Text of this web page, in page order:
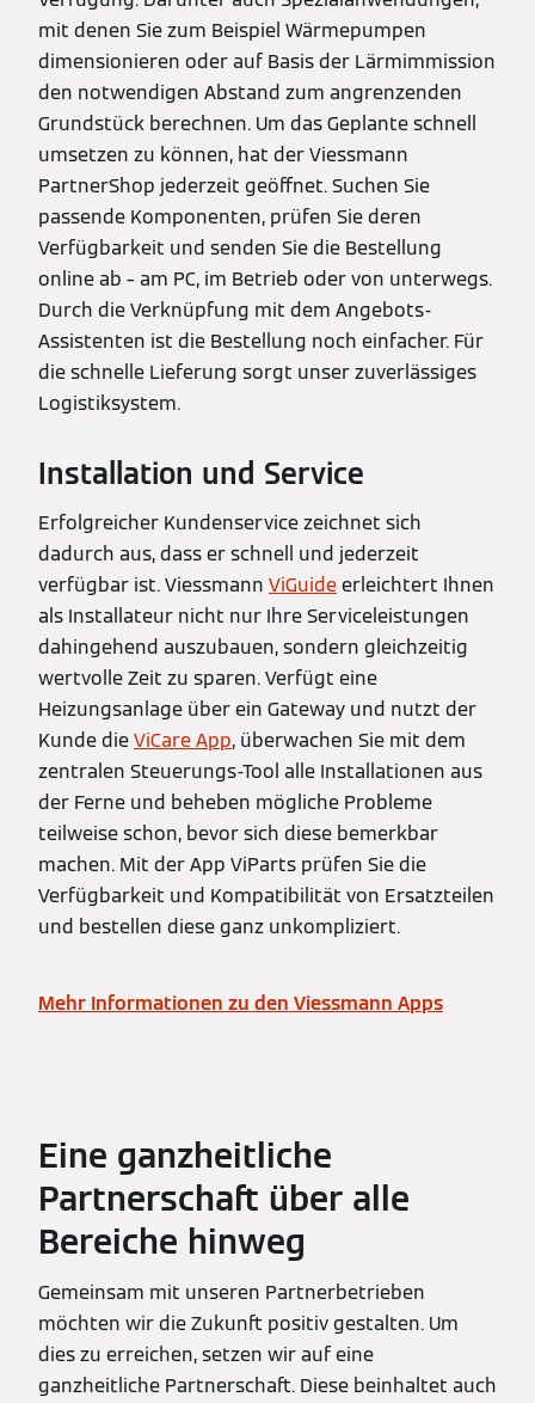
mit denen Sie zum Beispiel Wärmepumpen
dimensionieren oder auf Basis der Lärmimmission
den notwendigen Abstand zum angrenzenden
Grundstück berechnen. Um das Geplante schnell
umsetzen zu können, hat der Viessmann
PartnerShop jederzeit geöffnet. Suchen Sie
passende Komponenten, prüfen Sie deren
Verfügbarkeit und senden Sie die Bestellung
online ab – am PC, im Betrieb oder von unterwegs.
Durch die Verknüpfung mit dem Angebots-
Assistenten ist die Bestellung noch einfacher. Für
die schnelle Lieferung sorgt unser zuverlässiges
Logistiksystem.
Installation und Service
Erfolgreicher Kundenservice zeichnet sich
dadurch aus, dass er schnell und jederzeit
verfügbar ist. Viessmann ViGuideerleichtert Ihnen
als Installateur nicht nur Ihre Serviceleistungen
dahingehend auszubauen, sondern gleichzeitig
wertvolle Zeit zu sparen. Verfügt eine
Heizungsanlage über ein Gateway und nutzt der
Kunde dieViCare App, überwachen Sie mit dem
zentralen Steuerungs-Tool alle Installationen aus
der Ferne und beheben mögliche Probleme
teilweise schon, bevor sich diese bemerkbar
machen. Mit der App ViParts prüfen Sie die
Verfügbarkeit und Kompatibilität von Ersatzteilen
und bestellen diese ganz unkompliziert.
Mehr Informationen zu den Viessmann Apps
Eine ganzheitliche
Partnerschaft über alle
Bereiche hinweg
Gemeinsam mit unseren Partnerbetrieben
möchten wir die Zukunft positiv gestalten. Um
dies zu erreichen, setzen wir auf eine
ganzheitliche Partnerschaft. Diese beinhaltet auch